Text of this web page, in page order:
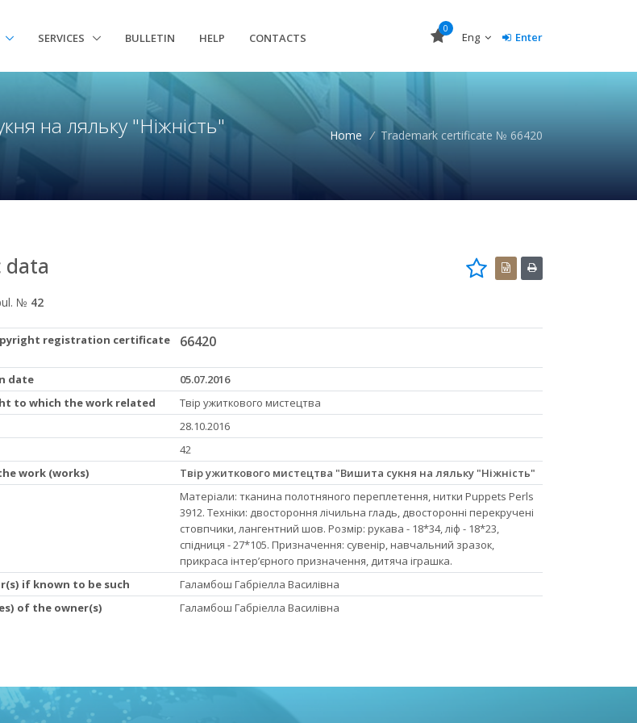
SERVICES BULLETIN HELP CONTACTS
0
Eng Enter
на ляльку "Ніжність" Home / Trademark certificate № 66420
data
№ 42
registration certificate
66420
date
05.07.2016
to which the work related
Твір ужиткового мистецтва
28.10.2016
42
work (works)
Твір ужиткового мистецтва "Вишита сукня на ляльку "Ніжність"
Матеріали: тканина полотняного переплетення, нитки Puppets Perls
3912. Техніки: двостороння лічильна гладь, двосторонні перекручені
стовпчики, лангентний шов. Розмір: рукава - 18*34, ліф - 18*23,
спідниця - 27*105. Призначення: сувенір, навчальний зразок,
прикраса інтер’єрного призначення, дитяча іграшка.
if known to be such
Галамбош Габріелла Василівна
of the owner(s)
Галамбош Габріелла Василівна